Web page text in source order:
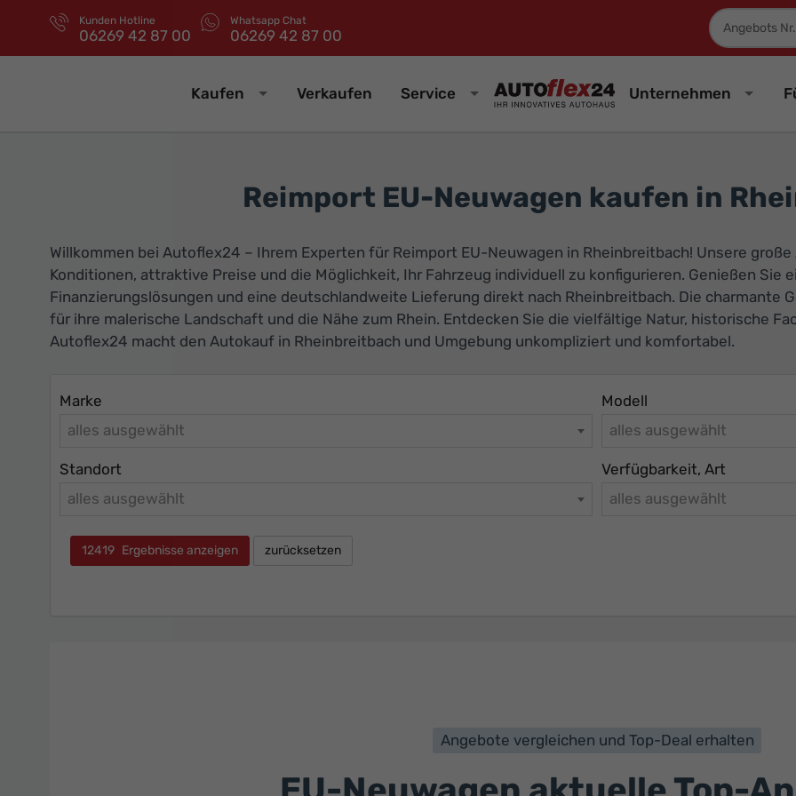
Kunden Hotline
06269 42 87 00
Whatsapp Chat
06269 42 87 00
Kaufen Verkaufen Service Unternehmen
Reimport EU-Neuwagen kaufen in
Willkommen bei Autoflex24 – Ihrem Experten für Reimport EU-Neuwagen in Rheinbreitbach! Unsere
Konditionen, attraktive Preise und die Möglichkeit, Ihr Fahrzeug individuell zu konfigurieren. Genießen Sie
Finanzierungslösungen und eine deutschlandweite Lieferung direkt nach Rheinbreitbach. Die charmante
für ihre malerische Landschaft und die Nähe zum Rhein. Entdecken Sie die vielfältige Natur, historische
Autoflex24 macht den Autokauf in Rheinbreitbach und Umgebung unkompliziert und komfortabel.
Marke
alles ausgewählt
Modell
alles ausgewählt
Standort
alles ausgewählt
Verfügbarkeit, Art
alles ausgewählt
12419 Ergebnisse anzeigen zurücksetzen
Angebote vergleichen und Top-Deal erhalten